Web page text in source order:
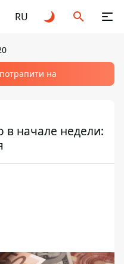
RU
на
в начале недели: